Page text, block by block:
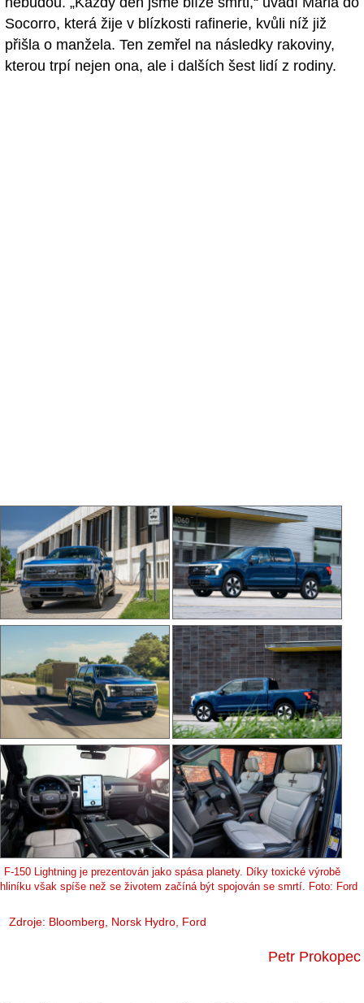
Socorro, která žije v blízkosti rafinerie, kvůli níž již
přišla o manžela. Ten zemřel na následky rakoviny,
kterou trpí nejen ona, ale i dalších šest lidí z rodiny.
F-150 Lightning je prezentován jako spása planety. Díky toxické výrobě
hliníku však spíše než se životem začíná být spojován se smrtí. Foto: Ford
Zdroje: Bloomberg Norsk Hydro , Ford
Petr Prokopec